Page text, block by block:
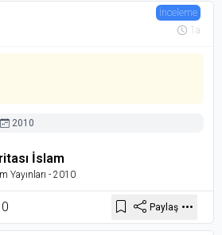
İnceleme
1a
2010
İslam
Yayınları - 2010
Paylaş